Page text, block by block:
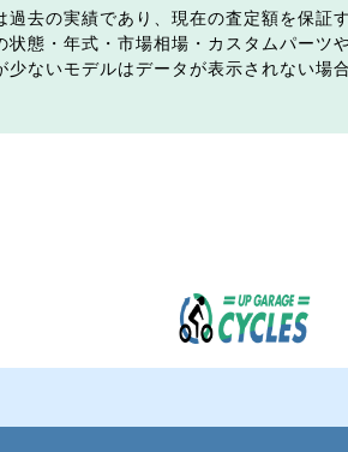
過去の実績であり、現在の査定額を保証
状態・年式・市場相場・カスタムパーツ
少ないモデルはデータが表示されない場